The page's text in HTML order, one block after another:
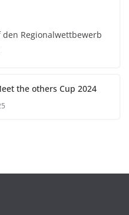
Regionalwettbewerb
the others Cup 2024